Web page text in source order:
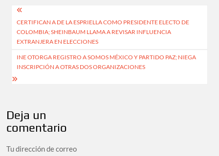
Navegación
de
entradas
CERTIFICAN A DE LA ESPRIELLA COMO PRESIDENTE ELECTO DE
COLOMBIA; SHEINBAUM LLAMA A REVISAR INFLUENCIA
EXTRANJERA EN ELECCIONES
INE OTORGA REGISTRO A SOMOS MÉXICO Y PARTIDO PAZ; NIEGA
INSCRIPCIÓN A OTRAS DOS ORGANIZACIONES
Deja un
comentario
Tu dirección de correo